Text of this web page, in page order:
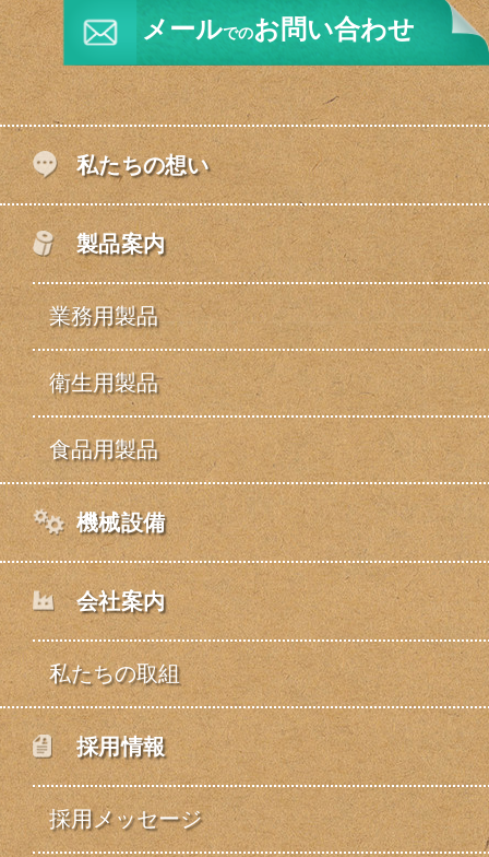
メールでのお問い合わせ
私たちの想い
製品案内
業務用製品
衛生用製品
食品用製品
機械設備
会社案内
私たちの取組
採用情報
採用メッセージ